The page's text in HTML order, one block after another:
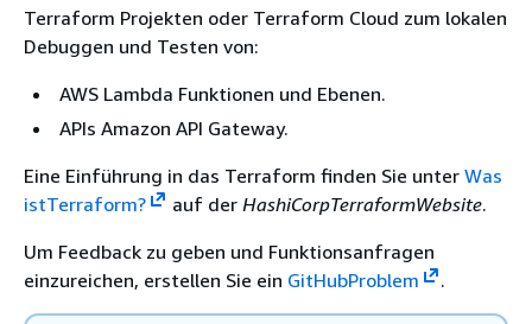
Terraform Projekten oder Terraform Cloud zum lokalen
Debuggen und Testen von:
AWS Lambda Funktionen und Ebenen.
APIs Amazon API Gateway.
Eine Einführung in das Terraform finden Sie unter Was
istTerraform?
auf der HashiCorpTerraformWebsite.
Um Feedback zu geben und Funktionsanfragen
einzureichen, erstellen Sie ein GitHubProblem .